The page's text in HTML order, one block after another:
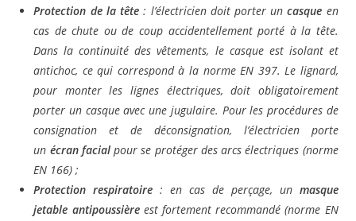
Protection de la tête : l’électricien doit porter uncasque en
cas de chute ou de coup accidentellement porté à la tête.
Dans la continuité des vêtements, le casque est isolant et
antichoc, ce qui correspond à la norme EN 397. Le lignard,
pour monter les lignes électriques, doit obligatoirement
porter un casque avec une jugulaire. Pour les procédures de
consignation et de déconsignation, l’électricien porte
un écran facialpour se protéger des arcs électriques (norme
EN 166) ;
Protection respiratoire: en cas de perçage, un masque
jetable antipoussièreest fortement recommandé (norme EN